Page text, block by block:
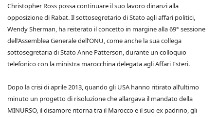
Christopher Ross possa continuare il suo lavoro dinanzi alla
opposizione di Rabat. Il sottosegretario di Stato agli affari politici,
Wendy Sherman, ha reiterato il concetto in margine alla 69° sessione
dell’Assemblea Generale dell’ONU, come anche la sua collega
sottosegretaria di Stato Anne Patterson, durante un colloquio
telefonico con la ministra marocchina delegata agli Affari Esteri.
Dopo la crisi di aprile 2013, quando gli USA hanno ritirato all’ultimo
minuto un progetto di risoluzione che allargava il mandato della
MINURSO, il disamore ritorna tra il Marocco e il suo ex padrino, gli